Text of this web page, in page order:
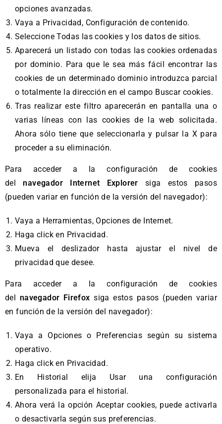
opciones avanzadas.
Vaya a Privacidad, Configuración de contenido.
Seleccione Todas las cookies y los datos de sitios.
Aparecerá un listado con todas las cookies ordenadas
por dominio. Para que le sea más fácil encontrar las
cookies de un determinado dominio introduzca parcial
o totalmente la dirección en el campo Buscar cookies.
Tras realizar este filtro aparecerán en pantalla una o
varias líneas con las cookies de la web solicitada.
Ahora sólo tiene que seleccionarla y pulsar la X para
proceder a su eliminación.
Para acceder a la configuración de cookies
delnavegador Internet Explorer siga estos pasos
(pueden variar en función de la versión del navegador):
Vaya a Herramientas, Opciones de Internet.
Haga click en Privacidad.
Mueva el deslizador hasta ajustar el nivel de
privacidad que desee.
Para acceder a la configuración de cookies
del navegador Firefox siga estos pasos (pueden variar
en función de la versión del navegador):
Vaya a Opciones o Preferencias según su sistema
operativo.
Haga click en Privacidad.
En Historial elija Usar una configuración
personalizada para el historial.
Ahora verá la opción Aceptar cookies, puede activarla
o desactivarla según sus preferencias.